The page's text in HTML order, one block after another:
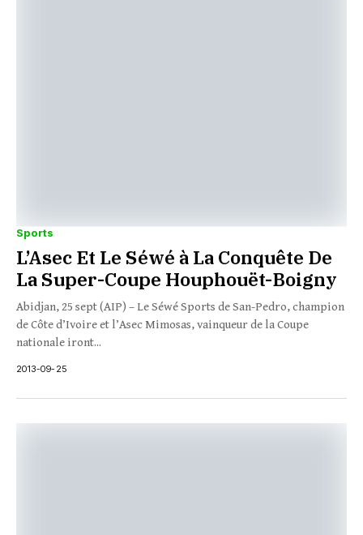
Sports
L’Asec Et Le Séwé à La Conquête De
La Super-Coupe Houphouët-Boigny
Abidjan, 25 sept (AIP) – Le Séwé Sports de San-Pedro, champion
de Côte d’Ivoire et l’Asec Mimosas, vainqueur de la Coupe
nationale iront...
2013-09-25